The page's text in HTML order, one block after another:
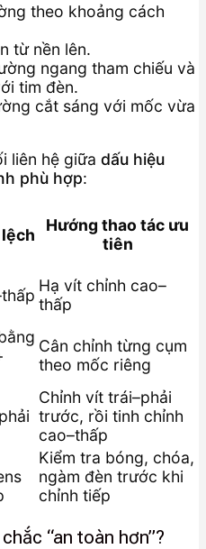
theo khoảng cách
từ nền lên.
ngang tham chiếu và
tim đèn.
cắt sáng với mốc vừa
liên hệ giữa dấu hiệu
phù hợp:
Hướng thao tác ưu
tiên
Hạ vít chỉnh cao–
thấp
Cân chỉnh từng cụm
theo mốc riêng
Chỉnh vít trái–phải
trước, rồi tinh chỉnh
cao–thấp
Kiểm tra bóng, chóa,
ngàm đèn trước khi
chỉnh tiếp
“an toàn hơn”?